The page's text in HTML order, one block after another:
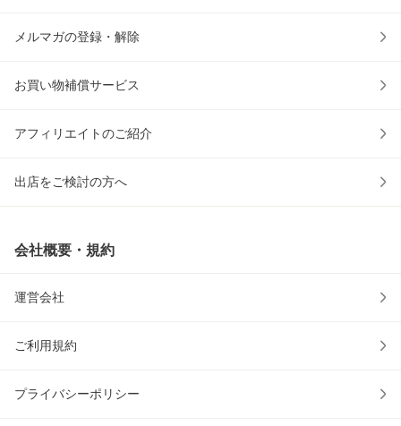
メルマガの登録・解除
お買い物補償サービス
アフィリエイトのご紹介
出店をご検討の方へ
会社概要・規約
運営会社
ご利用規約
プライバシーポリシー